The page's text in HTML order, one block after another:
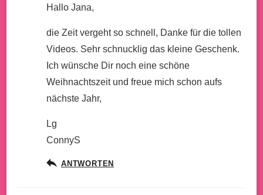
Hallo Jana,
die Zeit vergeht so schnell, Danke für die tollen
Videos. Sehr schnucklig das kleine Geschenk.
Ich wünsche Dir noch eine schöne
Weihnachtszeit und freue mich schon aufs
nächste Jahr,
Lg
ConnyS
ANTWORTEN